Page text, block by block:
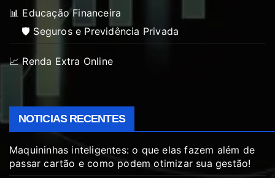
📊 Educação Financeira
🛡️ Seguros e Previdência Privada
📈 Renda Extra Online
NOTICIAS RECENTES
Maquininhas inteligentes: o que elas fazem além de
passar cartão e como podem otimizar sua gestão!